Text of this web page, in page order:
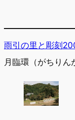
雨引の里と彫刻
月臨環（がちり